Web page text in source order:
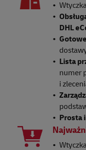
DHL
Lista
numer
i
Prosta